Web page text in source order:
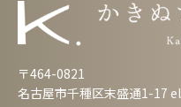
〒464-0821
名古屋市千種区末盛通1-17